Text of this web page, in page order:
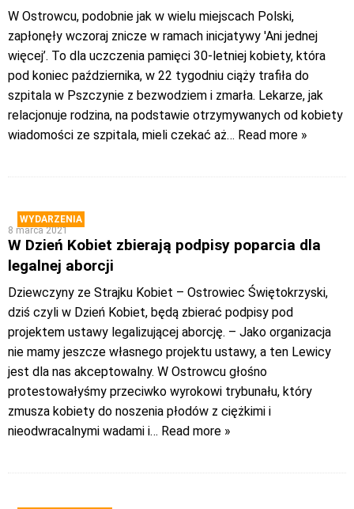
W Ostrowcu, podobnie jak w wielu miejscach Polski,
zapłonęły wczoraj znicze w ramach inicjatywy 'Ani jednej
więcej’. To dla uczczenia pamięci 30-letniej kobiety, która
pod koniec października, w 22 tygodniu ciąży trafiła do
szpitala w Pszczynie z bezwodziem i zmarła. Lekarze, jak
relacjonuje rodzina, na podstawie otrzymywanych od kobiety
wiadomości ze szpitala, mieli czekać aż… Read more »
WYDARZENIA
8 marca 2021
W Dzień Kobiet zbierają podpisy poparcia dla
legalnej aborcji
Dziewczyny ze Strajku Kobiet – Ostrowiec Świętokrzyski,
dziś czyli w Dzień Kobiet, będą zbierać podpisy pod
projektem ustawy legalizującej aborcję. – Jako organizacja
nie mamy jeszcze własnego projektu ustawy, a ten Lewicy
jest dla nas akceptowalny. W Ostrowcu głośno
protestowałyśmy przeciwko wyrokowi trybunału, który
zmusza kobiety do noszenia płodów z ciężkimi i
nieodwracalnymi wadami i… Read more »